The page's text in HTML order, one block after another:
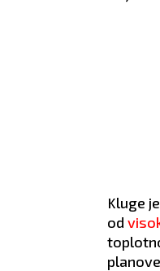
Kluge
od